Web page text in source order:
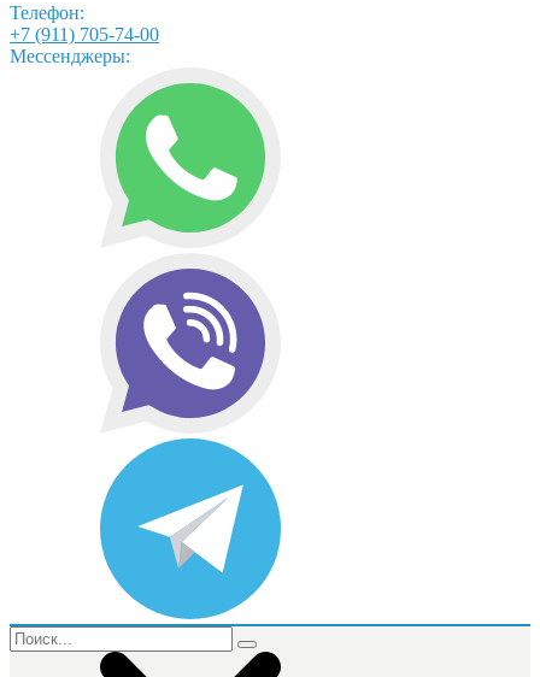
Телефон:
+7 (911) 705-74-00
Мессенджеры: